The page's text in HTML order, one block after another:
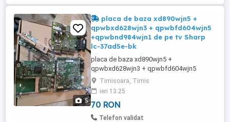
5
placa de baza xd890wjn5 +
qpwbxd628wjn3 + qpwbfd604wjn5
+qpwbnd984wjn1 de pe tv Sharp
lc-37ad5e-bk
placa de baza xd890wjn5 +
qpwbxd628wjn3 + qpwbfd604wjn5
+qpwbnd984wjn1 de pe tv Sharp lc-
37ad5e-bk pret 70lei
Timisoara, Timis
ieri 13:25
70 RON
Telefon validat